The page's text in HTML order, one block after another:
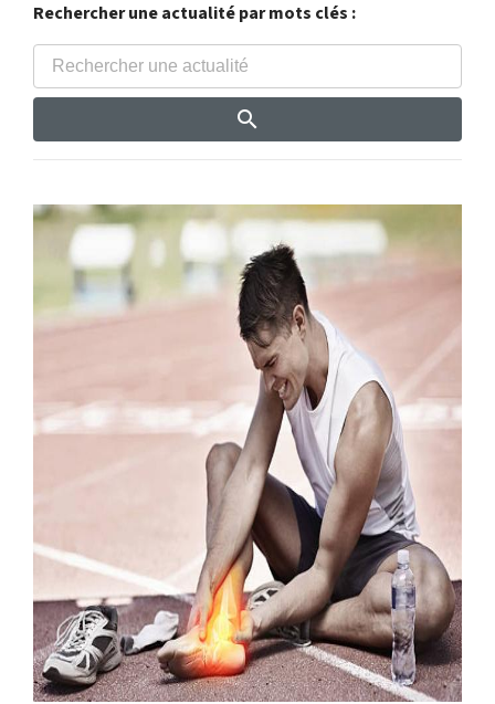
Rechercher une actualité par mots clés :